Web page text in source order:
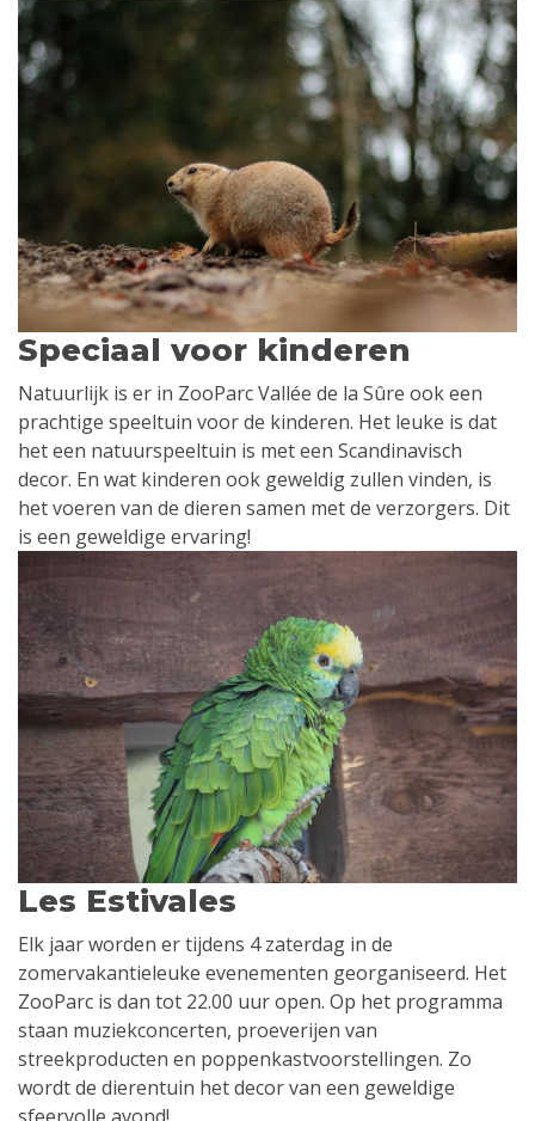
Speciaal voor kinderen
Natuurlijk is er in ZooParc Vallée de la Sûre ook een
prachtige speeltuin voor de kinderen. Het leuke is dat
het een natuurspeeltuin is met een Scandinavisch
decor. En wat kinderen ook geweldig zullen vinden, is
het voeren van de dieren samen met de verzorgers. Dit
is een geweldige ervaring!
Les Estivales
Elk jaar worden er tijdens 4 zaterdag in de
zomervakantieleuke evenementen georganiseerd. Het
ZooParc is dan tot 22.00 uur open. Op het programma
staan ​​muziekconcerten, proeverijen van
streekproducten en poppenkastvoorstellingen. Zo
wordt de dierentuin het decor van een geweldige